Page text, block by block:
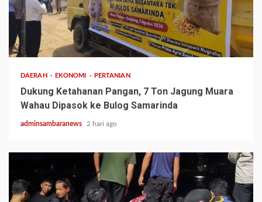
1 min read
DAERAH EKONOMI PERTANIAN
Dukung Ketahanan Pangan, 7 Ton Jagung Muara
Wahau Dipasok ke Bulog Samarinda
adminsambaranews 2 hari ago